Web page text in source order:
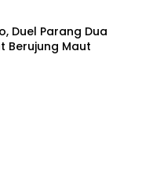
Duel Parang Dua
Berujung Maut